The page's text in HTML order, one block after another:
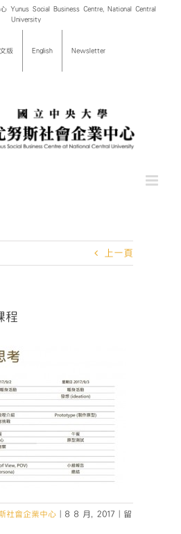
Yunus Social Business Centre, National Central
University
版 English Newsletter
上一頁
程
社會企業中心 8 8 月, 2017
在
留